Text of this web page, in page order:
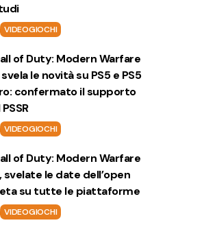
VIDEOGIOCHI
of Duty: Modern Warfare
le novità su PS5 e PS5
confermato il supporto
PSSR
VIDEOGIOCHI
of Duty: Modern Warfare
svelate le date dell’open
su tutte le piattaforme
VIDEOGIOCHI